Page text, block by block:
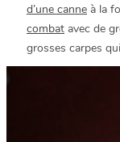
d’une canne à la
combat avec de
grosses carpes